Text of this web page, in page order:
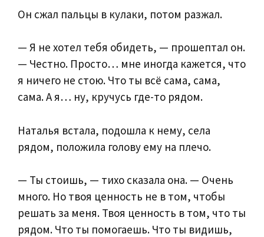
Он сжал пальцы в кулаки, потом разжал.
— Я не хотел тебя обидеть, — прошептал он.
— Честно. Просто… мне иногда кажется, что
я ничего не стою. Что ты всё сама, сама,
сама. А я… ну, кручусь где-то рядом.
Наталья встала, подошла к нему, села
рядом, положила голову ему на плечо.
— Ты стоишь, — тихо сказала она. — Очень
много. Но твоя ценность не в том, чтобы
решать за меня. Твоя ценность в том, что ты
рядом. Что ты помогаешь. Что ты видишь,